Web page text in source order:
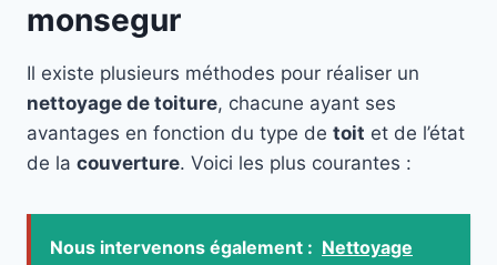
monsegur
Il existe plusieurs méthodes pour réaliser un
nettoyage de toiture, chacune ayant ses
avantages en fonction du type de toit et de l’état
de la couverture. Voici les plus courantes :
Nous intervenons également : Nettoyage